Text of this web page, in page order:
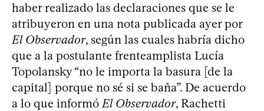
haber realizado las declaraciones que se le
atribuyeron en una nota publicada ayer por
El Observador, según las cuales habría dicho
que a la postulante frenteamplista Lucía
Topolansky “no le importa la basura [de la
capital] porque no sé si se baña”. De acuerdo
a lo que informóEl Observador, Rachetti